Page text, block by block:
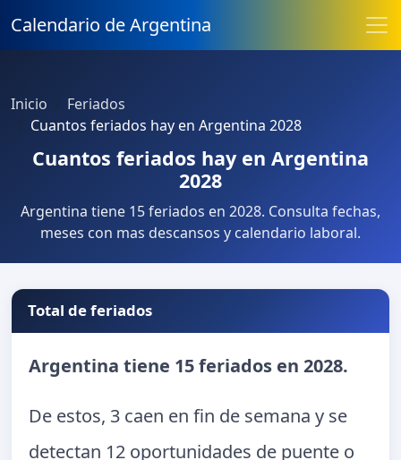
Calendario de Argentina
Inicio
Feriados
Cuantos feriados hay en Argentina 2028
Cuantos feriados hay en Argentina
2028
Argentina tiene 15 feriados en 2028. Consulta fechas,
meses con mas descansos y calendario laboral.
Total de feriados
Argentina tiene 15 feriados en 2028.
De estos, 3 caen en fin de semana y se
detectan 12 oportunidades de puente o